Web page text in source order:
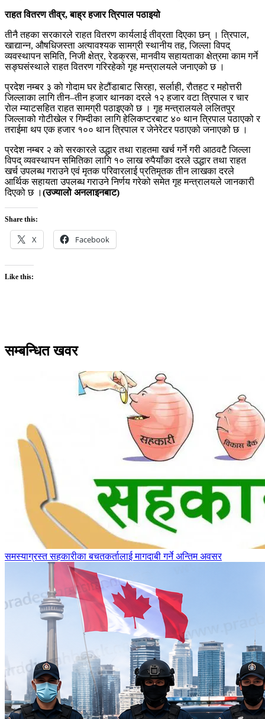
राहत वितरण तीव्र, बाह्र हजार त्रिपाल पठाइयो
तीनै तहका सरकारले राहत वितरण कार्यलाई तीव्रता दिएका छन् । त्रिपाल,
खाद्यान्न, औषधिजस्ता अत्यावश्यक सामग्री स्थानीय तह, जिल्ला विपद्
व्यवस्थापन समिति, निजी क्षेत्र, रेडक्रस, मानवीय सहायताका क्षेत्रमा काम गर्ने
सङ्घसंस्थाले राहत वितरण गरिरहेको गृह मन्त्रालयले जनाएको छ ।
प्रदेश नम्बर ३ को गोदाम घर हेटौंडाबाट सिरहा, सर्लाही, रौतहट र महोत्तरी
जिल्लाका लागि तीन–तीन हजार थानका दरले १२ हजार वटा त्रिपाल र चार
रोल म्याटसहित राहत सामग्री पठाइएको छ । गृह मन्त्रालयले ललितपुर
जिल्लाको गोटीखेल र गिम्दीका लागि हेलिकप्टरबाट ४० थान त्रिपाल पठाएको र
तराईमा थप एक हजार १०० थान त्रिपाल र जेनेरेटर पठाएको जनाएको छ ।
प्रदेश नम्बर २ को सरकारले उद्धार तथा राहतमा खर्च गर्ने गरी आठवटै जिल्ला
विपद् व्यवस्थापन समितिका लागि १० लाख रुपैयाँका दरले उद्धार तथा राहत
खर्च उपलब्ध गराउने एवं मृतक परिवारलाई प्रतिमृतक तीन लाखका दरले
आर्थिक सहायता उपलब्ध गराउने निर्णय गरेको समेत गृह मन्त्रालयले जानकारी
दिएको छ । (उज्यालो अनलाइनबाट)
Share this:
X Facebook
Like this:
सम्बन्धित खवर
समस्याग्रस्त सहकारीका बचतकर्तालाई मागदाबी गर्ने अन्तिम अवसर